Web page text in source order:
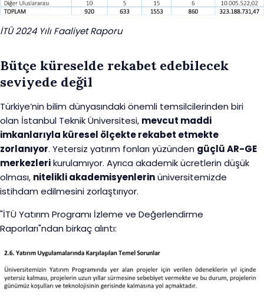
İTÜ 2024 Yılı Faaliyet Raporu
Bütçe küreselde rekabet edebilecek
seviyede değil
Türkiye’nin bilim dünyasındaki önemli temsilcilerinden biri
olan İstanbul Teknik Üniversitesi, mevcut maddi
imkanlarıyla küresel ölçekte rekabet etmekte
zorlanıyor. Yetersiz yatırım fonları yüzünden güçlü AR-GE
merkezlerikurulamıyor. Ayrıca akademik ücretlerin düşük
olması, nitelikli akademisyenlerinüniversitemizde
istihdam edilmesini zorlaştırıyor.
"İTÜ Yatırım Programı İzleme ve Değerlendirme
Raporları"ndan birkaç alıntı: